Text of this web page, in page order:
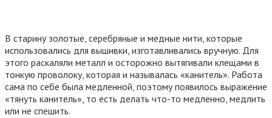
В старину золотые, серебряные и медные нити, которые
использовались для вышивки, изготавливались вручную. Для
этого раскаляли металл и осторожно вытягивали клещами в
тонкую проволоку, которая и называлась «канитель». Работа
сама по себе была медленной, поэтому появилось выражение
«тянуть канитель», то есть делать что-то медленно, медлить
или не спешить.